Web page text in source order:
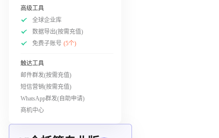
高级工具
全球企业库
数据导出(按需充值)
免费子账号 (5个)
触达工具
邮件群发(按需充值)
短信营销(按需充值)
WhatsApp群发(自助申请)
商机中心